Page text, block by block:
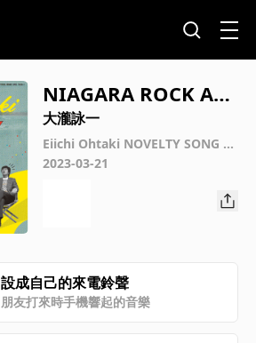
NIAGARA ROCK AN
D ROLL ONDO
大瀧詠一
Eiichi Ohtaki NOVELTY SONG B
OOK
2023-03-21
設成自己的來電鈴聲
朋友打來時手機響起的音樂